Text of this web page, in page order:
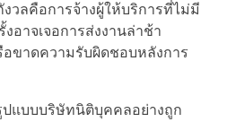
วลคือการจ้างผู้ให้บริการที่ไม่มี
อาจเจอการส่งงานล่าช้า
ขาดความรับผิดชอบหลังการ
แบบบริษัทนิติบุคคลอย่างถูก